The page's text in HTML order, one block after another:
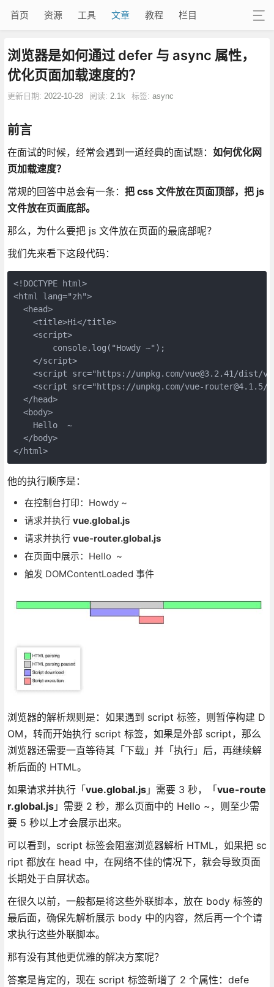
首页 资源 工具 文章 教程 栏目
浏览器是如何通过 defer 与 async 属性，
优化页面加载速度的？
更新日期: 2022-10-28 阅读: 2.1k 标签: async
前言
在面试的时候，经常会遇到一道经典的面试题： 如何优化网
页加载速度？
常规的回答中总会有一条： 把 css 文件放在页面顶部，把 js
文件放在页面底部。
那么，为什么要把 js 文件放在页面的最底部呢？
我们先来看下这段代码：
<!DOCTYPE html>
<html lang="zh">
  <head>
    <title>Hi</title>
    <script>
        console.log("Howdy ~");
    </script>
<script src="https://unpkg.com/vue@3.2.41/dist/
<script src="https://unpkg.com/vue-router@4.1.5/
  </head>
  <body>
    Hello  ~
  </body>
</html>
他的执行顺序是：
在控制台打印：Howdy ~
请求并执行 vue.global.js
请求并执行 vue-router.global.js
在页面中展示：Hello ~
触发 DOMContentLoaded 事件
浏览器的解析规则是：如果遇到 script 标签，则暂停构建 D
OM，转而开始执行 script 标签，如果是外部 script，那么
浏览器还需要一直等待其「下载」并「执行」后，再继续解
析后面的 HTML。
如果请求并执行「vue.global.js」需要 3 秒，「vue-route
r.global.js」需要 2 秒，那么页面中的 Hello ~，则至少需
要 5 秒以上才会展示出来。
可以看到，script 标签会阻塞浏览器解析 HTML，如果把 sc
ript 都放在 head 中，在网络不佳的情况下，就会导致页面
长期处于白屏状态。
在很久以前，一般都是将这些外联脚本，放在 body 标签的
最后面，确保先解析展示 body 中的内容，然后再一个个请
求执行这些外联脚本。
那有没有其他更优雅的解决方案呢？
答案是肯定的，现在 script 标签新增了 2 个属性：defe